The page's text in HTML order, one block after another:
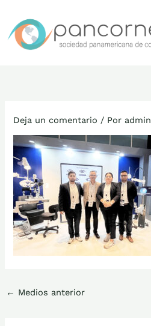
contenido
Deja un comentario / Por admin
← Medios anterior